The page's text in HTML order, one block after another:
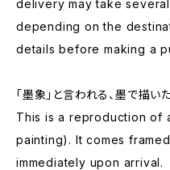
delivery may take
depending on the
details before making a
「墨象」と言われる、墨で描い
This is a reproduction of
painting). It comes
immediately upon arrival.